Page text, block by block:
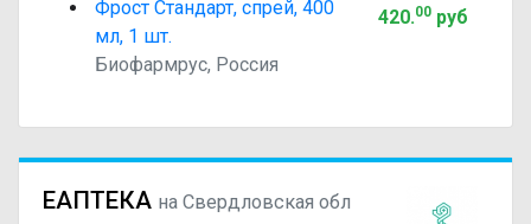
Фрост Стандарт, спрей, 400
мл, 1 шт.
Биофармрус, Россия
420.00руб
ЕАПТЕКА на Свердловская обл